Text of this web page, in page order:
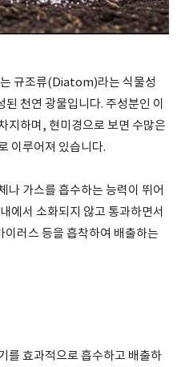
규조류(Diatom)라는 식물성
천연 광물입니다. 주성분인 이
지하며, 현미경으로 보면 수많은
이루어져 있습니다.
나 가스를 흡수하는 능력이 뛰어
에서 소화되지 않고 통과하면서
러스 등을 흡착하여 배출하는
를 효과적으로 흡수하고 배출하